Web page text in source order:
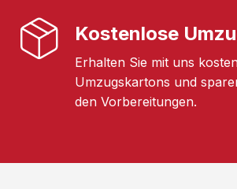
Kostenlose
Erhalten Sie mit uns
Umzugskartons und
den Vorbereitungen.